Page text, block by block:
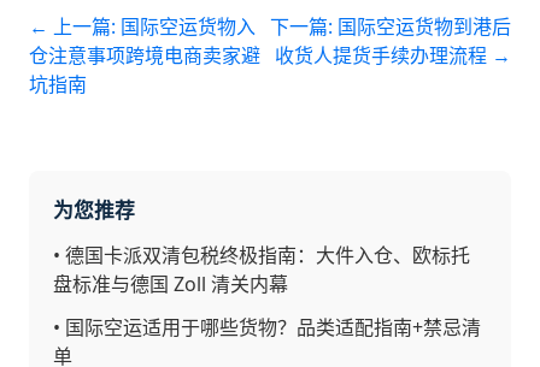
← 上一篇: 国际空运货物入
仓注意事项跨境电商卖家避
坑指南
下一篇: 国际空运货物到港后
收货人提货手续办理流程 →
为您推荐
• 德国卡派双清包税终极指南：大件入仓、欧标托
盘标准与德国 Zoll 清关内幕
• 国际空运适用于哪些货物？品类适配指南+禁忌清
单